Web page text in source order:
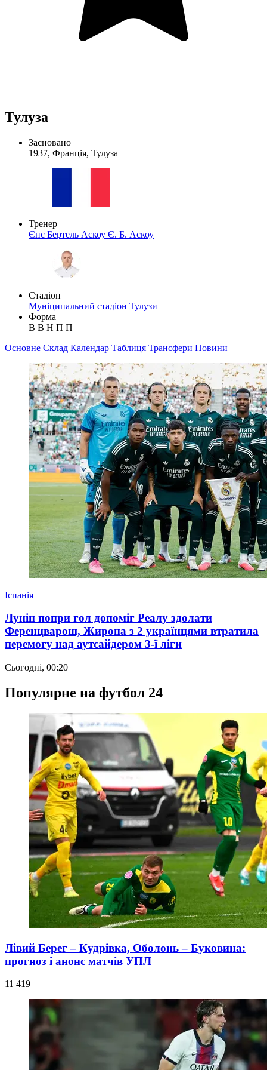
Тулуза
Засновано
1937, Франція, Тулуза
Тренер
Єнс Бертель Аскоу Є. Б. Аскоу
Стадіон
Муніципальний стадіон Тулузи
Форма
В В Н П П
Основне Склад Календар Таблиця Трансфери Новини
Іспанія
Лунін попри гол допоміг Реалу здолати
Ференцварош, Жирона з 2 українцями втратила
перемогу над аутсайдером 3-ї ліги
Сьогодні, 00:20
Популярне на футбол 24
Лівий Берег – Кудрівка, Оболонь – Буковина:
прогноз і анонс матчів УПЛ
11 419